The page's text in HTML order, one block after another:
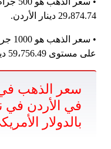
29،874.74 دينار الأردن.
على مستوى 59،756.49 دينار الأردن.
سعر الذهب
في الأردن في
بالدولار